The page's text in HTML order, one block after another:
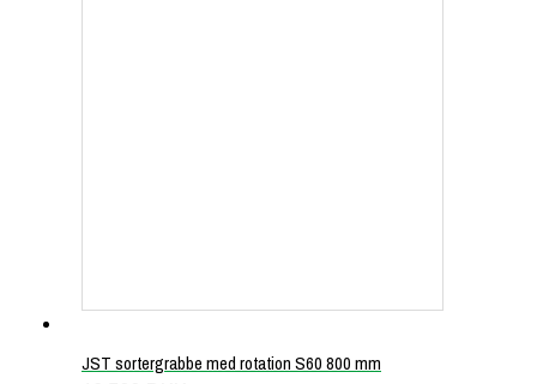
JST sortergrabbe med rotation S60 800 mm